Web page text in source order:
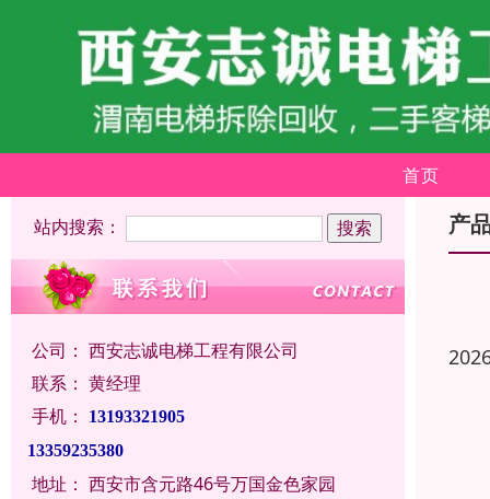
首页
站内搜索：
公司： 西安志诚电梯工程有限公司
联系： 黄经理
手机：
13193321905
13359235380
地址： 西安市含元路46号万国金色家园
产